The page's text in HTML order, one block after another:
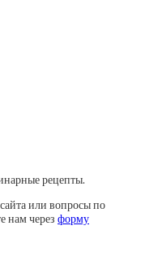
рецепты.
или вопросы по
нам через форму